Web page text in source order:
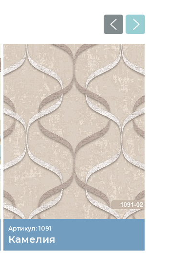
Артикул: 1091
Камелия